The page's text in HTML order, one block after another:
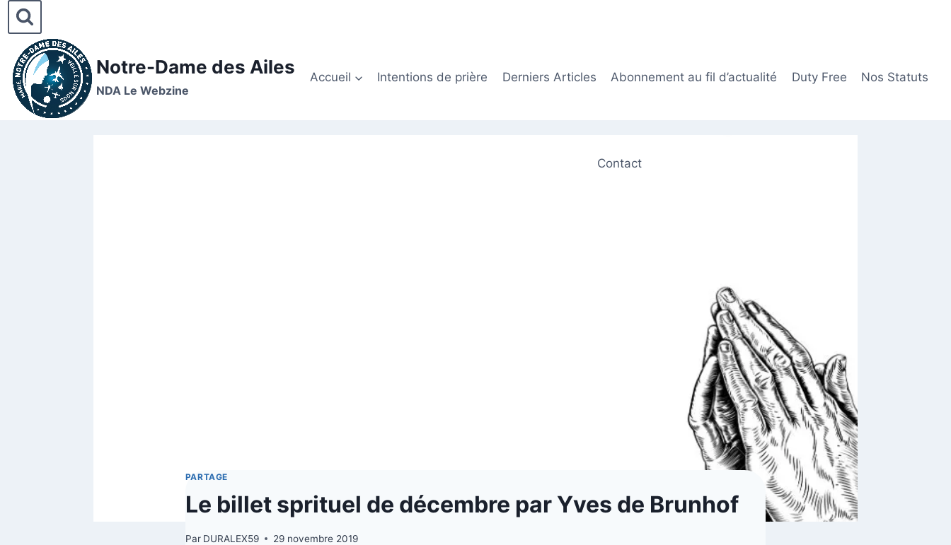
Notre-Dame des Ailes
NDA Le Webzine
Accueil Intentions de prière Derniers Articles Abonnement au fil d’actualité Duty Free Nos Statuts
Contact
PARTAGE
Le billet sprituel de décembre par Yves de Brunhof
Par DURALEX59 29 novembre 2019